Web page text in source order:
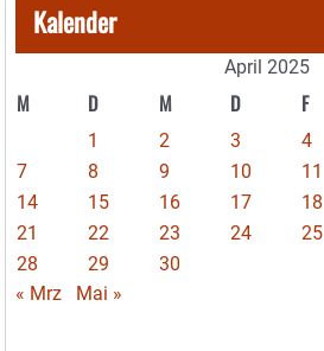
Kalender
April 2025
M D M D F
1 2 3 4
7
8 9 10 11
14
15 16 17 18
21
22 23 24 25
28
29
30
« Mrz
Mai »